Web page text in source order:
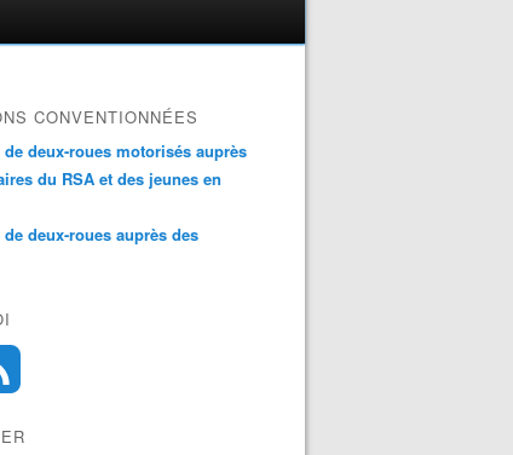
CONVENTIONNÉES
deux-roues motorisés auprès
du RSA et des jeunes en
deux-roues auprès des